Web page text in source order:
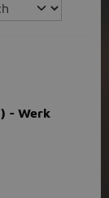
- Werk